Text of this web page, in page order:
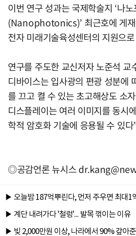
이번 연구 성과는 국제학술지 ‘나
(Nanophotonics)’ 최근호에 게재
전자 미래기술육성센터의 지원으
연구를 주도한 교신저자 노준석 교
디바이스는 입사광의 편광 성분에
를 끄고 켤 수 있는 초고해상도 소
디스플레이는 여러 이미지를 동시
학적 암호화 기술에 응용될 수 있
◎공감언론 뉴시스